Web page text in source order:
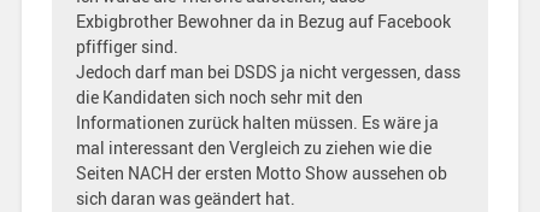
Exbigbrother Bewohner da in Bezug auf Facebook
pfiffiger sind.
Jedoch darf man bei DSDS ja nicht vergessen, dass
die Kandidaten sich noch sehr mit den
Informationen zurück halten müssen. Es wäre ja
mal interessant den Vergleich zu ziehen wie die
Seiten NACH der ersten Motto Show aussehen ob
sich daran was geändert hat.